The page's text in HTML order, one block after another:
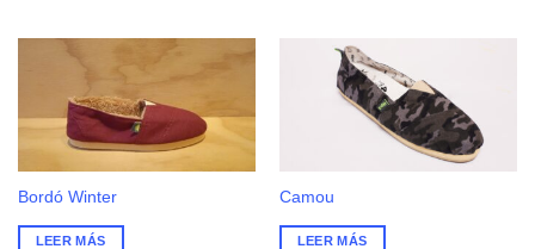
Bordó Winter
LEER MÁS
Camou
LEER MÁS